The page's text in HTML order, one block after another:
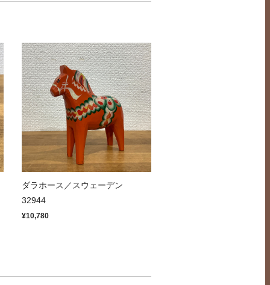
ダラホース／スウェーデン
32944
¥10,780